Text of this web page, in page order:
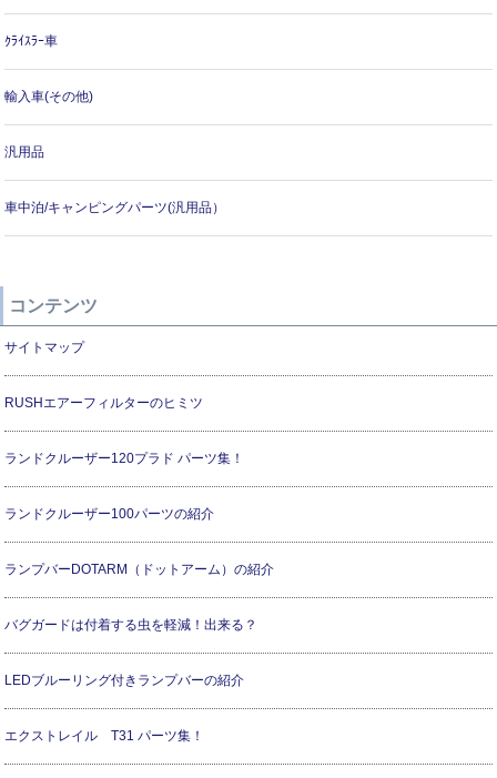
ｸﾗｲｽﾗｰ車
輸入車(その他)
汎用品
車中泊/キャンピングパーツ(汎用品）
コンテンツ
サイトマップ
RUSHエアーフィルターのヒミツ
ランドクルーザー120プラド パーツ集！
ランドクルーザー100パーツの紹介
ランプバーDOTARM（ドットアーム）の紹介
バグガードは付着する虫を軽減！出来る？
LEDブルーリング付きランプバーの紹介
エクストレイル T31 パーツ集！